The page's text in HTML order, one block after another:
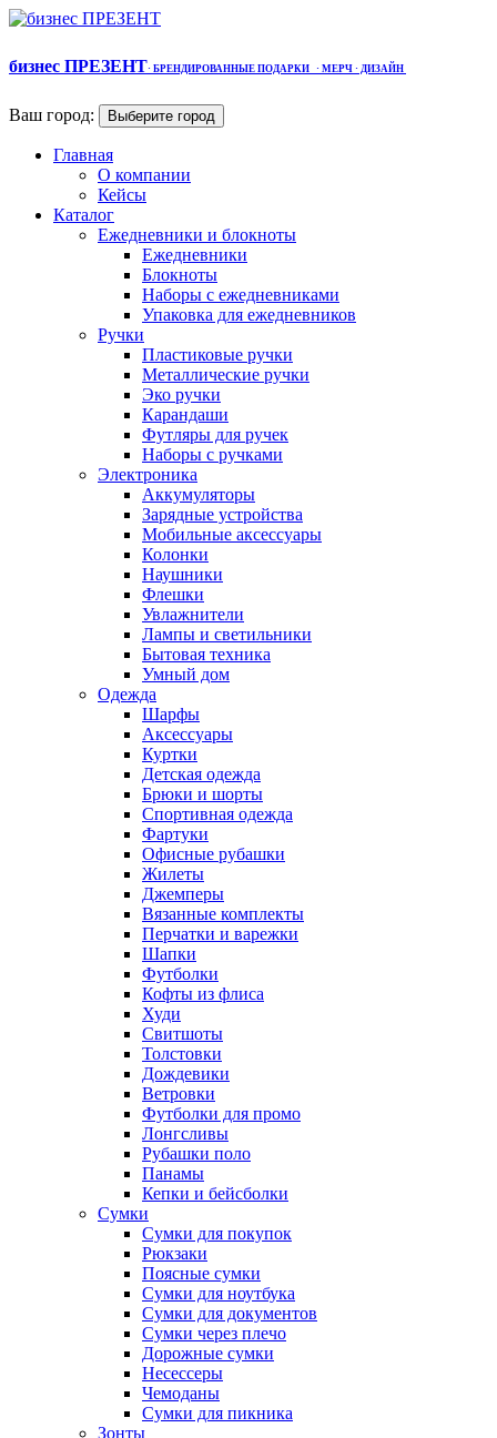
бизнес ПРЕЗЕНТ· БРЕНДИРОВАННЫЕ ПОДАРКИ · МЕРЧ · ДИЗАЙН
Ваш город: Выберите город
Главная
О компании
Кейсы
Каталог
Ежедневники и блокноты
Ежедневники
Блокноты
Наборы с ежедневниками
Упаковка для ежедневников
Ручки
Пластиковые ручки
Металлические ручки
Эко ручки
Карандаши
Футляры для ручек
Наборы с ручками
Электроника
Аккумуляторы
Зарядные устройства
Мобильные аксессуары
Колонки
Наушники
Флешки
Увлажнители
Лампы и светильники
Бытовая техника
Умный дом
Одежда
Шарфы
Аксессуары
Куртки
Детская одежда
Брюки и шорты
Спортивная одежда
Фартуки
Офисные рубашки
Жилеты
Джемперы
Вязанные комплекты
Перчатки и варежки
Шапки
Футболки
Кофты из флиса
Худи
Свитшоты
Толстовки
Дождевики
Ветровки
Футболки для промо
Лонгсливы
Рубашки поло
Панамы
Кепки и бейсболки
Сумки
Сумки для покупок
Рюкзаки
Поясные сумки
Сумки для ноутбука
Сумки для документов
Сумки через плечо
Дорожные сумки
Несессеры
Чемоданы
Сумки для пикника
Зонты